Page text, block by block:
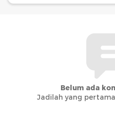
Belum ada
Jadilah yang